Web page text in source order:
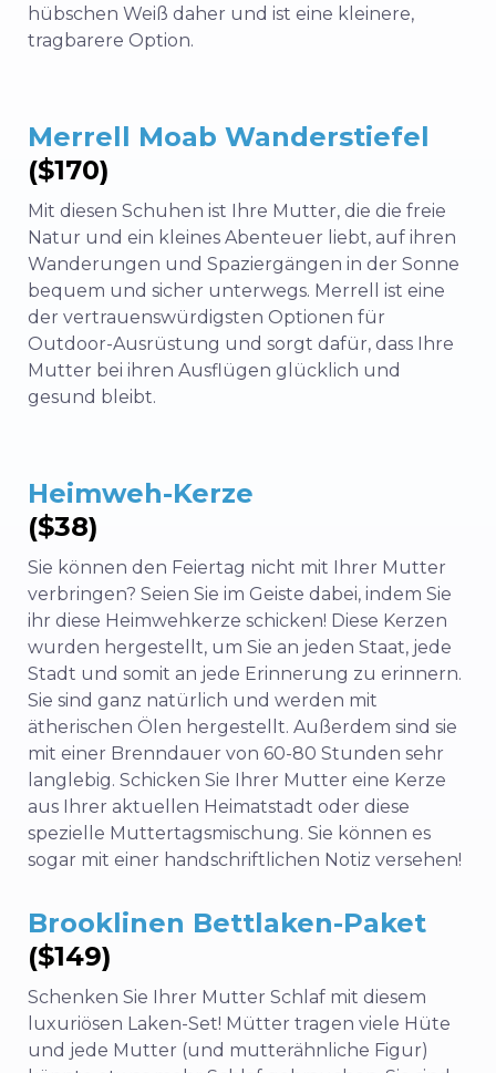
hübschen Weiß daher und ist eine kleinere,
tragbarere Option.
Merrell Moab Wanderstiefel
($170)
Mit diesen Schuhen ist Ihre Mutter, die die freie
Natur und ein kleines Abenteuer liebt, auf ihren
Wanderungen und Spaziergängen in der Sonne
bequem und sicher unterwegs. Merrell ist eine
der vertrauenswürdigsten Optionen für
Outdoor-Ausrüstung und sorgt dafür, dass Ihre
Mutter bei ihren Ausflügen glücklich und
gesund bleibt.
Heimweh-Kerze
($38)
Sie können den Feiertag nicht mit Ihrer Mutter
verbringen? Seien Sie im Geiste dabei, indem Sie
ihr diese Heimwehkerze schicken! Diese Kerzen
wurden hergestellt, um Sie an jeden Staat, jede
Stadt und somit an jede Erinnerung zu erinnern.
Sie sind ganz natürlich und werden mit
ätherischen Ölen hergestellt. Außerdem sind sie
mit einer Brenndauer von 60-80 Stunden sehr
langlebig. Schicken Sie Ihrer Mutter eine Kerze
aus Ihrer aktuellen Heimatstadt oder diese
spezielle Muttertagsmischung. Sie können es
sogar mit einer handschriftlichen Notiz versehen!
Brooklinen Bettlaken-Paket
($149)
Schenken Sie Ihrer Mutter Schlaf mit diesem
luxuriösen Laken-Set! Mütter tragen viele Hüte
und jede Mutter (und mutterähnliche Figur)